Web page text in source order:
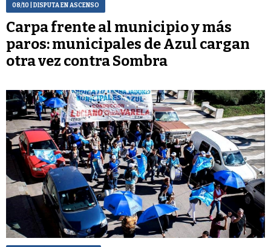
08/10 | DISPUTA EN ASCENSO
Carpa frente al municipio y más
paros: municipales de Azul cargan
otra vez contra Sombra